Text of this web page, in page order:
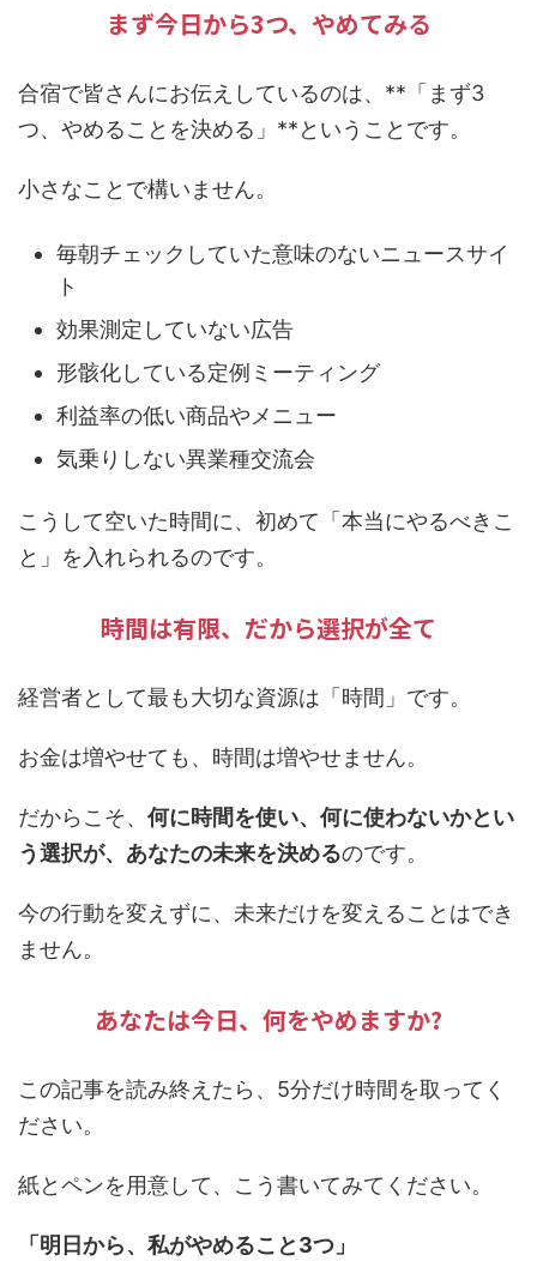
まず今日から3つ、やめてみる
合宿で皆さんにお伝えしているのは、**「まず3
つ、やめることを決める」**ということです。
小さなことで構いません。
毎朝チェックしていた意味のないニュースサイ
ト
効果測定していない広告
形骸化している定例ミーティング
利益率の低い商品やメニュー
気乗りしない異業種交流会
こうして空いた時間に、初めて「本当にやるべきこ
と」を入れられるのです。
時間は有限、だから選択が全て
経営者として最も大切な資源は「時間」です。
お金は増やせても、時間は増やせません。
だからこそ、 何に時間を使い、何に使わないかとい
う選択が、あなたの未来を決めるのです。
今の行動を変えずに、未来だけを変えることはでき
ません。
あなたは今日、何をやめますか?
この記事を読み終えたら、5分だけ時間を取ってく
ださい。
紙とペンを用意して、こう書いてみてください。
「明日から、私がやめること3つ」